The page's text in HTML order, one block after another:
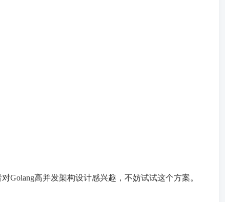
Golang高并发架构设计感兴趣，不妨试试这个方案。